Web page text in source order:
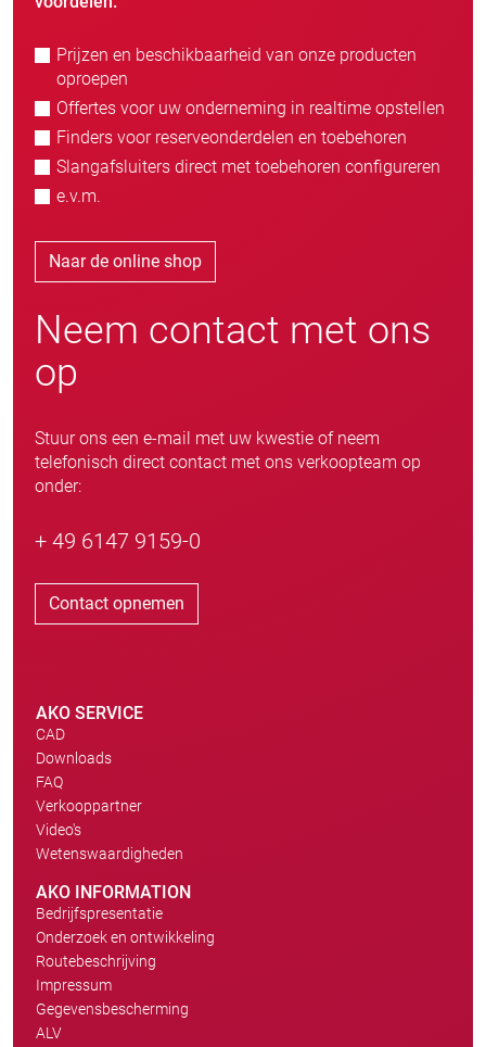
Prijzen en beschikbaarheid van onze producten
oproepen
Offertes voor uw onderneming in realtime opstellen
Finders voor reserveonderdelen en toebehoren
Slangafsluiters direct met toebehoren configureren
e.v.m.
Naar de online shop
Neem contact met ons
op
Stuur ons een e-mail met uw kwestie of neem
telefonisch direct contact met ons verkoopteam op
onder:
+ 49 6147 9159-0
Contact opnemen
AKO SERVICE
CAD
Downloads
FAQ
Verkooppartner
Video's
Wetenswaardigheden
AKO INFORMATION
Bedrijfspresentatie
Onderzoek en ontwikkeling
Routebeschrijving
Impressum
Gegevensbescherming
ALV